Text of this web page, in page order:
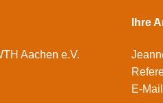
Aachen e.V.
Ihre
E-